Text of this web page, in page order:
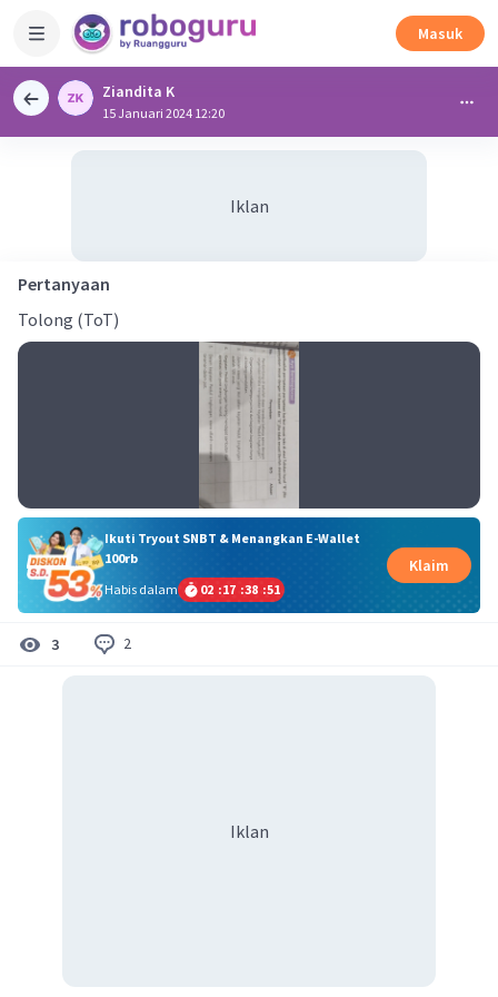
Masuk
Ziandita K
15 Januari 2024 12:20
Iklan
Pertanyaan
Tolong (ToT)
Ikuti Tryout SNBT & Menangkan E-Wallet
100rb
Habis dalam
02 :17 :38 :51
Klaim
3 2
Iklan